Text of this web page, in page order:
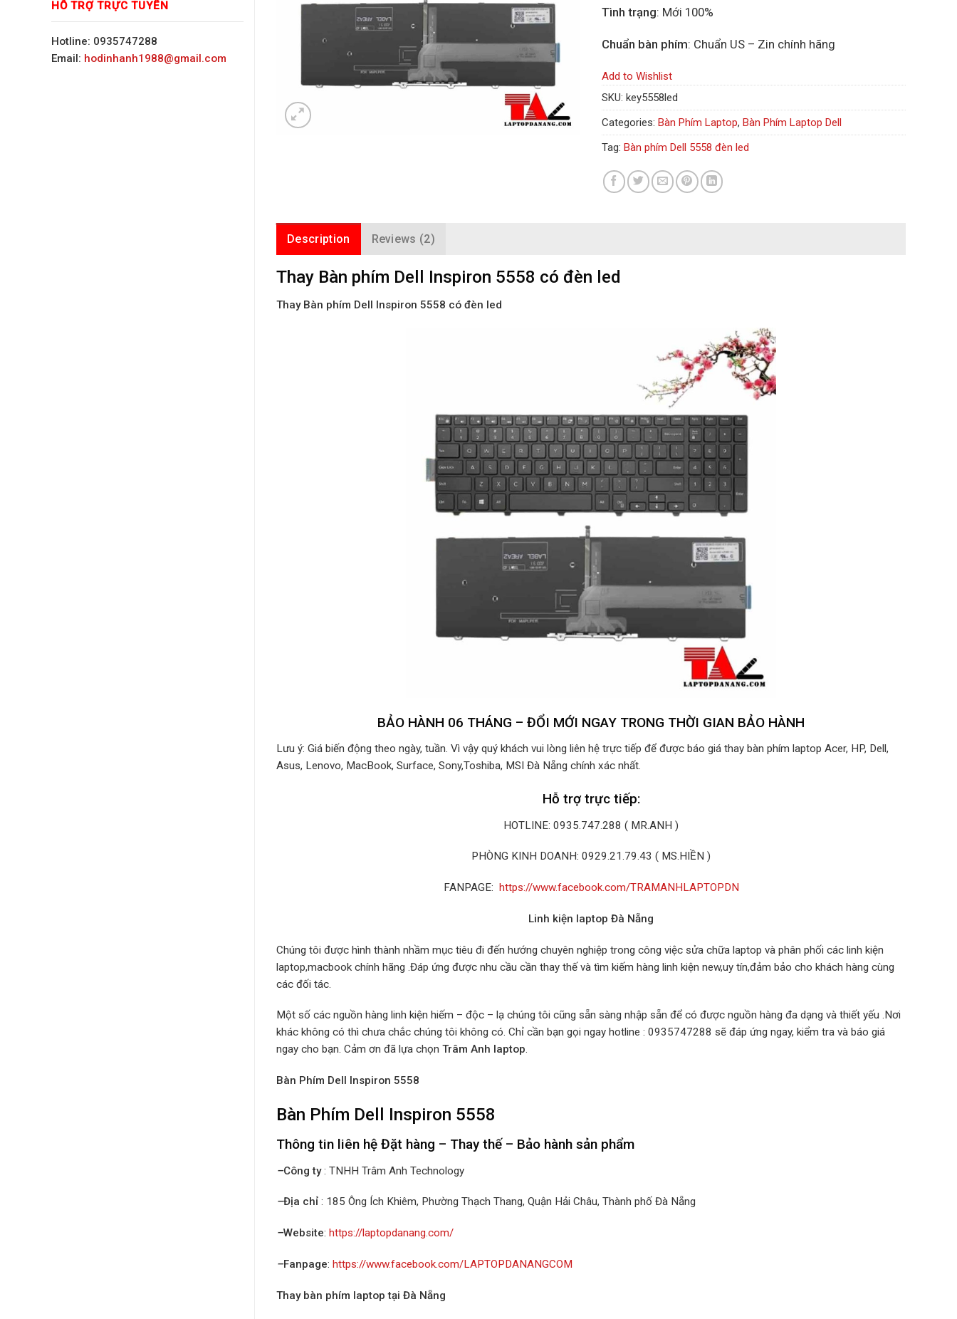
HỖ TRỢ TRỰC TUYẾN
Hotline: 0935747288
Email: hodinhanh1988@gmail.com
Tình trạng: Mới 100%
Chuẩn bàn phím: Chuẩn US – Zin chính hãng
Add to Wishlist
SKU: key5558led
Categories: Bàn Phím Laptop, Bàn Phím Laptop Dell
Tag: Bàn phím Dell 5558 đèn led
Description Reviews (2)
Thay Bàn phím Dell Inspiron 5558 có đèn led
Thay Bàn phím Dell Inspiron 5558 có đèn led
BẢO HÀNH 06 THÁNG – ĐỔI MỚI NGAY TRONG THỜI GIAN BẢO HÀNH
Lưu ý: Giá biến động theo ngày, tuần. Vì vậy quý khách vui lòng liên hệ trực tiếp để được báo giá thay bàn phím laptop Acer, HP, Dell,
Asus, Lenovo, MacBook, Surface, Sony,Toshiba, MSI Đà Nẵng chính xác nhất.
Hỗ trợ trực tiếp:
HOTLINE: 0935.747.288 ( MR.ANH )
PHÒNG KINH DOANH: 0929.21.79.43 ( MS.HIỀN )
FANPAGE: https://www.facebook.com/TRAMANHLAPTOPDN
Linh kiện laptop Đà Nẵng
Chúng tôi được hình thành nhầm mục tiêu đi đến hướng chuyên nghiệp trong công việc sửa chữa laptop và phân phối các linh kiện
laptop,macbook chính hãng .Đáp ứng được nhu cầu cần thay thế và tìm kiếm hàng linh kiện new,uy tín,đảm bảo cho khách hàng cùng
các đối tác.
Một số các nguồn hàng linh kiện hiếm – độc – lạ chúng tôi cũng sẵn sàng nhập sẵn để có được nguồn hàng đa dạng và thiết yếu .Nơi
khác không có thì chưa chắc chúng tôi không có. Chỉ cần bạn gọi ngay hotline : 0935747288 sẽ đáp ứng ngay, kiểm tra và báo giá
ngay cho bạn. Cảm ơn đã lựa chọn Trâm Anh laptop.
Bàn Phím Dell Inspiron 5558
Bàn Phím Dell Inspiron 5558
Thông tin liên hệ Đặt hàng – Thay thế – Bảo hành sản phẩm
–Công ty: TNHH Trâm Anh Technology
–Địa chỉ : 185 Ông Ích Khiêm, Phường Thạch Thang, Quận Hải Châu, Thành phố Đà Nẵng
–Website: https://laptopdanang.com/
–Fanpage: https://www.facebook.com/LAPTOPDANANGCOM
Thay bàn phím laptop tại Đà Nẵng